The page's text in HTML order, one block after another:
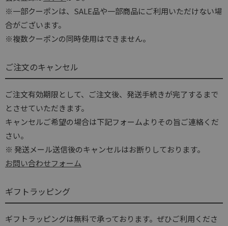
※一部クーポンは、SALE品や一部商品にご利用いただけない場
合がございます。
※複数クーポンの同時使用はできません。
ご注文のキャンセル
ご注文有効期限として、ご注文後、発送手続きが完了するまで
とさせていただきます。
キャンセルご希望の場合は下記フォームよりその旨ご連絡くだ
さい。
※ 発送メール送信後のキャンセルはお断りしております。
お問い合わせフォーム
ギフトラッピング
ギフトラッピングは無料で承っております。ぜひご利用くださ